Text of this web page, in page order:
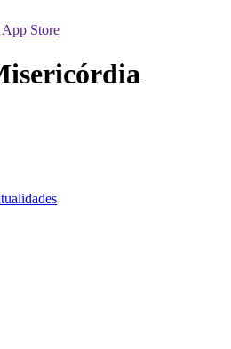
App Store